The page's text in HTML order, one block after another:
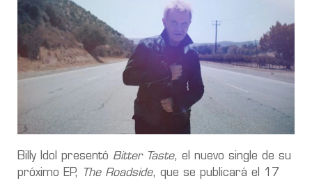
Billy Idol presentó Bitter Taste, el nuevo single de su
próximo EP,
The Roadside, que se publicará el 17